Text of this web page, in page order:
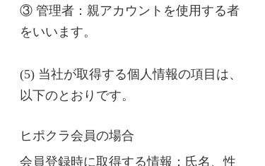
③ 管理者：親アカウントを使用する者
をいいます。
(5) 当社が取得する個人情報の項目は、
以下のとおりです。
ヒポクラ会員の場合
会員登録時に取得する情報：氏名、性